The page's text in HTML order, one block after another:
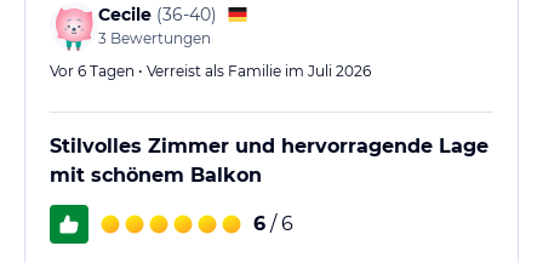
Cecile (36-40)
3 Bewertungen
Vor 6 Tagen • Verreist als Familie im Juli 2026
Stilvolles Zimmer und hervorragende Lage
mit schönem Balkon
6 / 6